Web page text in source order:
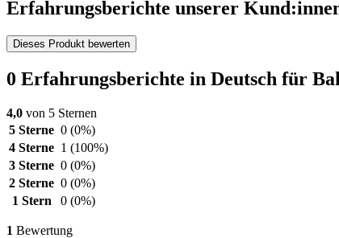
Erfahrungsberichte unserer
Dieses Produkt bewerten
0 Erfahrungsberichte in Deutsch für
4,0 von 5 Sternen
5 Sterne 0 (0%)
4 Sterne 1 (100%)
3 Sterne 0 (0%)
2 Sterne 0 (0%)
1 Stern
0 (0%)
1 Bewertung